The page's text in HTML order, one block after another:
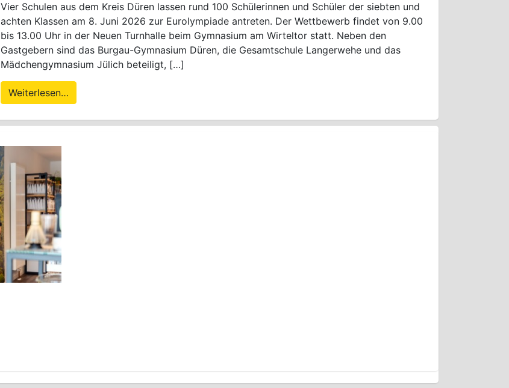
Vier Schulen aus dem Kreis Düren lassen rund 100 Schülerinnen und Schüler der siebten und
achten Klassen am 8. Juni 2026 zur Eurolympiade antreten. Der Wettbewerb findet von 9.00
bis 13.00 Uhr in der Neuen Turnhalle beim Gymnasium am Wirteltor statt. Neben den
Gastgebern sind das Burgau-Gymnasium Düren, die Gesamtschule Langerwehe und das
Mädchengymnasium Jülich beteiligt, […]
Weiterlesen…